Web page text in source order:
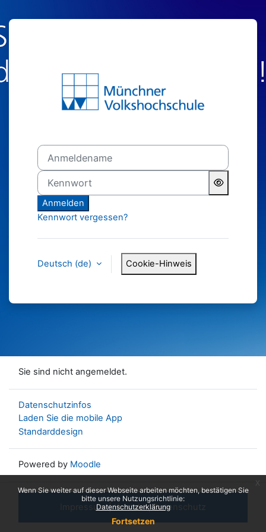
Wenn Sie weiter auf dieser Webseite arbeiten möchten, bestätigen Sie
bitte unsere Nutzungsrichtlinie:
Datenschutzerklärung
Fortsetzen
x
Anmelden
Anmeldename
Kennwort
Anmelden
Kennwort vergessen?
Deutsch ‎(de)‎ Cookie-Hinweis
Sie sind nicht angemeldet.
Datenschutzinfos
Laden Sie die mobile App
Standarddesign
Powered by Moodle
Impressum|Kontakt|Datenschutz